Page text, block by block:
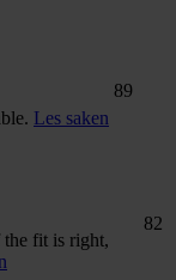
Les saken
89
fit is right,
82